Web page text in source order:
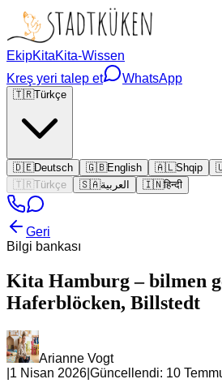
EkipKitaKita-Wissen
Kreş yeri talep et
WhatsApp
🇹🇷Türkçe
🇩🇪Deutsch 🇬🇧English 🇦🇱Shqip
🇹🇷 Türkçe 🇸🇦العربية 🇮🇳हिन्दी
Geri
Bilgi bankası
Kita Hamburg – bilmen
Haferblöcken, Billstedt
Arianne Vogt
1 Nisan 2026 Güncellendi: 10